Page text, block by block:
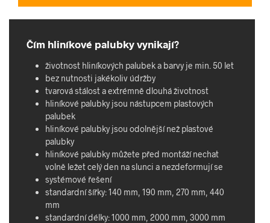
Čím hliníkové palubky vynikají?
životnost hliníkových palubek a barvy je min. 50 let
bez nutnosti jakékoliv údržby
tvarová stálost a extrémně dlouhá životnost
hliníkové palubky jsou nástupcem plastových
palubek
hliníkové palubky jsou odolnější než plastové
palubky
hliníkové palubky můžete před montáží nechat
volně ležet celý den na slunci a nezdeformují se
systémové řešení
standardní šířky: 140 mm, 190 mm, 270 mm, 440
mm
standardní délky: 1000 mm, 2000 mm, 3000 mm